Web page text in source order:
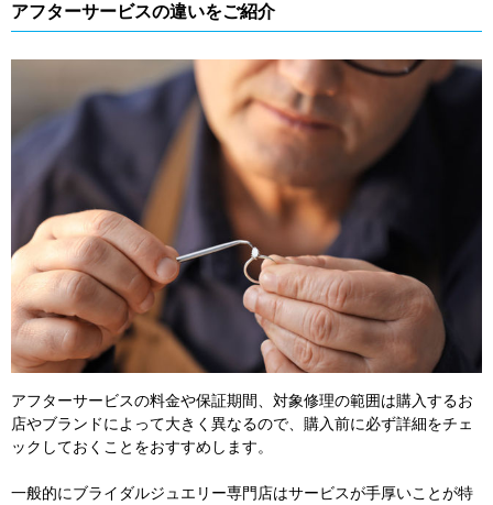
アフターサービスの違いをご紹介
アフターサービスの料金や保証期間、対象修理の範囲は購入するお
店やブランドによって大きく異なるので、購入前に必ず詳細をチェ
ックしておくことをおすすめします。
一般的にブライダルジュエリー専門店はサービスが手厚いことが特